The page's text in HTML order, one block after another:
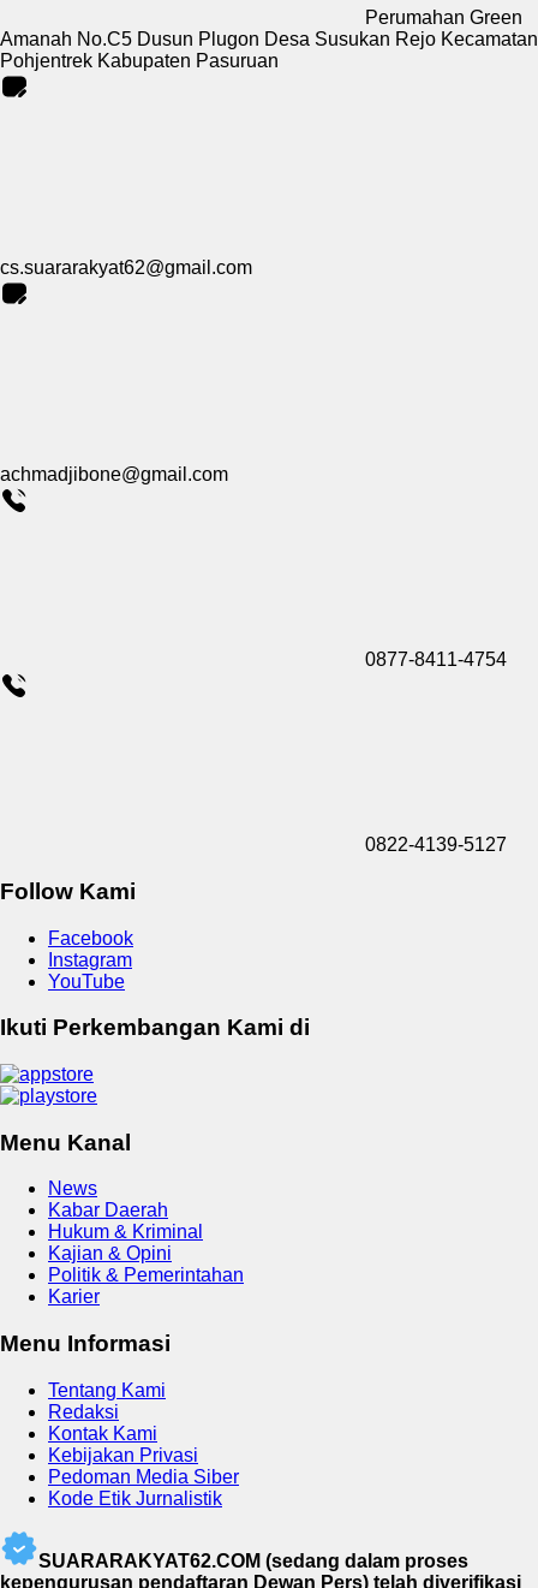
Perumahan Green
Amanah No.C5 Dusun Plugon Desa Susukan Rejo Kecamatan
Pohjentrek Kabupaten Pasuruan
cs.suararakyat62@gmail.com
achmadjibone@gmail.com
0877-8411-4754
0822-4139-5127
Follow Kami
Facebook
Instagram
YouTube
Ikuti Perkembangan Kami di
Menu Kanal
News
Kabar Daerah
Hukum & Kriminal
Kajian & Opini
Politik & Pemerintahan
Karier
Menu Informasi
Tentang Kami
Redaksi
Kontak Kami
Kebijakan Privasi
Pedoman Media Siber
Kode Etik Jurnalistik
SUARARAKYAT62.COM (sedang dalam proses
kepengurusan pendaftaran Dewan Pers) telah diverifikasi